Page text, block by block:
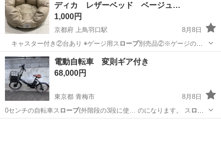
ディカ レザーベッド ベージュ…
1,000円
京都府 上鳥羽口駅
8月8日
キャスター付き②台あり ◉ゲージ用ス ロープ別売品②※ゲージの方
優先 【お取引…
京都 京都市 上鳥羽口駅 ソファ ラディカ
電動自転車 変則ギア付き
68,000円
東京都 青梅市
8月8日
0センチの自転車ス ロープ(外階段の3段に使… のになります。 ス ロー
プは13000円位で…